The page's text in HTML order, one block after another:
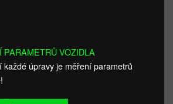
PARAMETRŮ VOZIDLA
každé úpravy je měření parametrů